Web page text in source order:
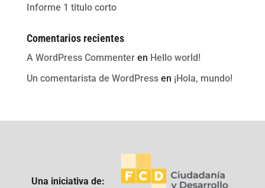
Informe 1 titulo corto
Comentarios recientes
A WordPress Commenteren Hello world!
Un comentarista de WordPressen ¡Hola, mundo!
Una iniciativa de: